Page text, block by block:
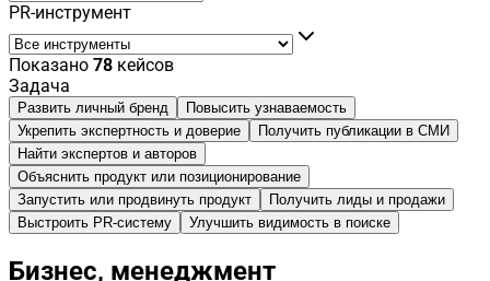
PR-инструмент
Показано 78 кейсов
Задача
Развить личный бренд
Повысить узнаваемость
Укрепить экспертность и доверие
Получить публикации в СМИ
Найти экспертов и авторов
Объяснить продукт или позиционирование
Запустить или продвинуть продукт
Получить лиды и продажи
Выстроить PR-систему
Улучшить видимость в поиске
Бизнес, менеджмент